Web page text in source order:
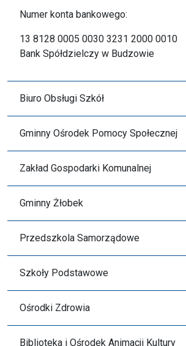
Numer konta bankowego:
13 8128 0005 0030 3231 2000 0010
Bank Spółdzielczy w Budzowie
Biuro Obsługi Szkół
Gminny Ośrodek Pomocy Społecznej
Zakład Gospodarki Komunalnej
Gminny Żłobek
Przedszkola Samorządowe
Szkoły Podstawowe
Ośrodki Zdrowia
Biblioteka i Ośrodek Animacji Kultury